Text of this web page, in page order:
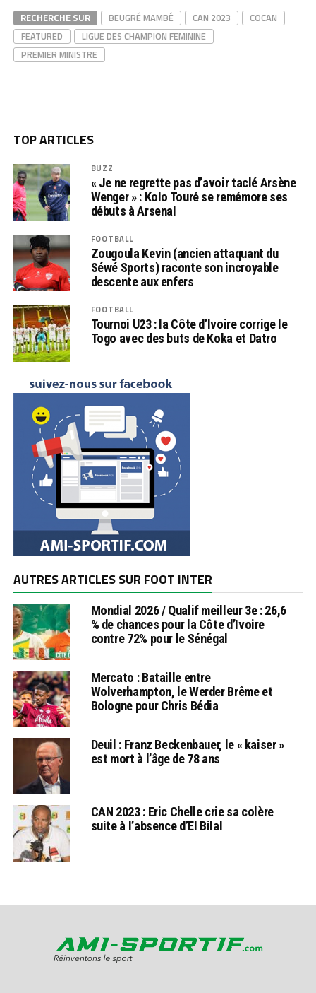
RECHERCHE SUR BEUGRÉ MAMBÉ CAN 2023
COCAN
FEATURED
LIGUE DES CHAMPION FEMININE
PREMIER MINISTRE
TOP ARTICLES
BUZZ
« Je ne regrette pas d’avoir taclé Arsène
Wenger » : Kolo Touré se remémore ses
débuts à Arsenal
FOOTBALL
Zougoula Kevin (ancien attaquant du
Séwé Sports) raconte son incroyable
descente aux enfers
FOOTBALL
Tournoi U23 : la Côte d’Ivoire corrige le
Togo avec des buts de Koka et Datro
AUTRES ARTICLES SUR FOOT INTER
Mondial 2026 / Qualif meilleur 3e : 26,6
% de chances pour la Côte d’Ivoire
contre 72% pour le Sénégal
Mercato : Bataille entre
Wolverhampton, le Werder Brême et
Bologne pour Chris Bédia
Deuil : Franz Beckenbauer, le « kaiser »
est mort à l’âge de 78 ans
CAN 2023 : Eric Chelle crie sa colère
suite à l’absence d’El Bilal